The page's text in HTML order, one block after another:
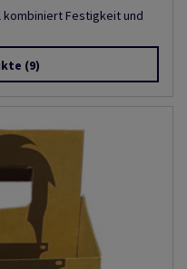
Festigkeit und
(9)